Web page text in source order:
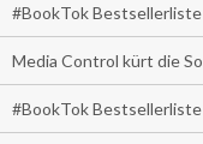
#BookTok
Media Control kürt die
#BookTok